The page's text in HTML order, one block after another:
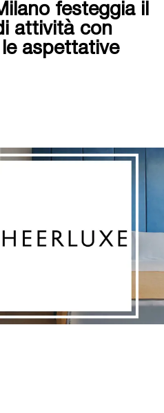
festeggia il
attività con
aspettative